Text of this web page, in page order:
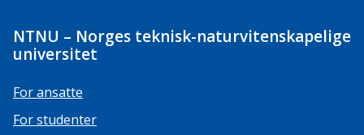
NTNU – Norges teknisk-naturvitenskapelige
universitet
For ansatte
For studenter